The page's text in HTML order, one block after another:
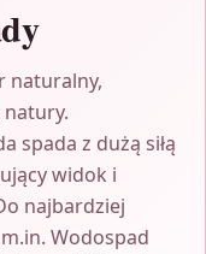
naturalny,
spada z dużą siłą
widok i
najbardziej
Wodospad